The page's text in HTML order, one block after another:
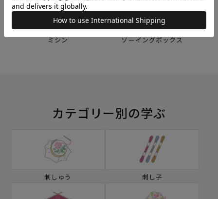
ミシン ソーイングボックス
カテゴリー別の学ぶ
刺しゅう 刺し子